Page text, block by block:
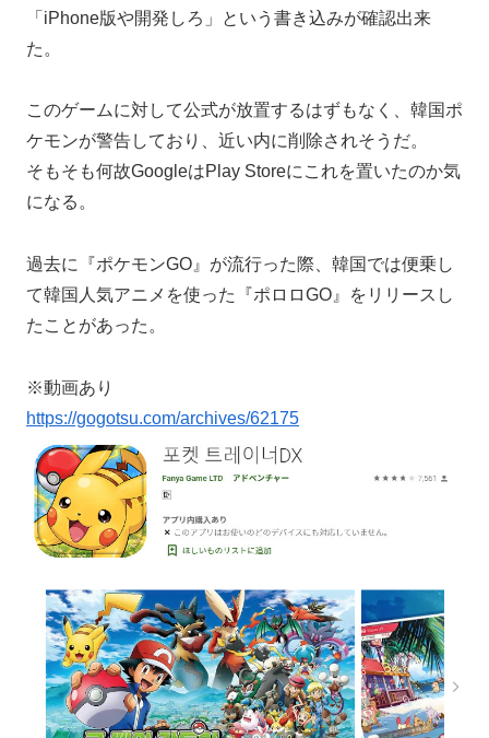
「iPhone版や開発しろ」という書き込みが確認出来
た。
このゲームに対して公式が放置するはずもなく、韓国ポ
ケモンが警告しており、近い内に削除されそうだ。
そもそも何故GoogleはPlay Storeにこれを置いたのか気
になる。
過去に『ポケモンGO』が流行った際、韓国では便乗し
て韓国人気アニメを使った『ポロロGO』をリリースし
たことがあった。
※動画あり
https://gogotsu.com/archives/62175